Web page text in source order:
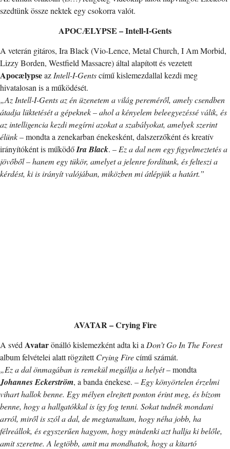
szedtünk össze nektek egy csokorra valót.
APOCÆLYPSE – Intell-I-Gents
A veterán gitáros, Ira Black (Vio-Lence, Metal Church, I Am Morbid,
Lizzy Borden, Westfield Massacre) által alapított és vezetett
Apocælypseaz Intell-I-Gentscímű kislemezdallal kezdi meg
hivatalosan is a működését.
„Az Intell-I-Gents az én üzenetem a világ pereméről, amely csendben
átadja lüktetését a gépeknek – ahol a kényelem beleegyezéssé válik, és
az intelligencia kezdi megírni azokat a szabályokat, amelyek szerint
élünk– mondta a zenekarban énekesként, dalszerzőként és kreatív
irányítóként is működőIra Black. – Ez a dal nem egy figyelmeztetés a
jövőből – hanem egy tükör, amelyet a jelenre fordítunk, és felteszi a
kérdést, ki is irányít valójában, miközben mi átlépjük a határt.”
AVATAR – Crying Fire
A svéd Avatarönálló kislemezként adta ki a Don’t Go In The Forest
album felvételei alatt rögzítettCrying Firecímű számát.
„Ez a dal önmagában is remekül megállja a helyét– mondta
Johannes Eckerström, a banda énekese. – Egy könyörtelen érzelmi
vihart hallok benne. Egy mélyen elrejtett ponton érint meg, és bízom
benne, hogy a hallgatókkal is így fog tenni. Sokat tudnék mondani
arról, miről is szól a dal, de megtanultam, hogy néha jobb, ha
félreállok, és egyszerűen hagyom, hogy mindenki azt hallja ki belőle,
amit szeretne. A legtöbb, amit ma mondhatok, hogy a kitartó